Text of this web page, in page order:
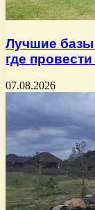
Лучшие
где
07.08.2026